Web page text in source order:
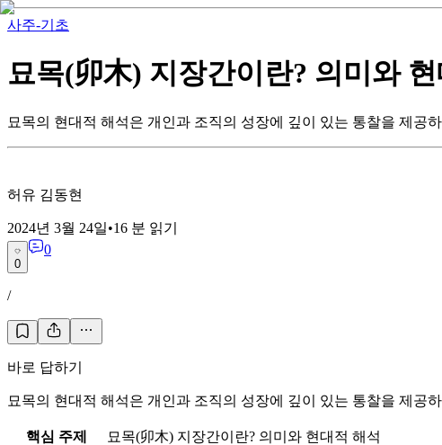
사주-기초
묘목(卯木) 지장간이란? 의미와
묘목의 현대적 해석은 개인과 조직의 성장에 깊이 있는 통찰을 제공
허유 김동현
2024년 3월 24일•16 분 읽기
0
0
/
바로 답하기
묘목의 현대적 해석은 개인과 조직의 성장에 깊이 있는 통찰을 제공
핵심 주제
묘목(卯木) 지장간이란? 의미와 현대적 해석